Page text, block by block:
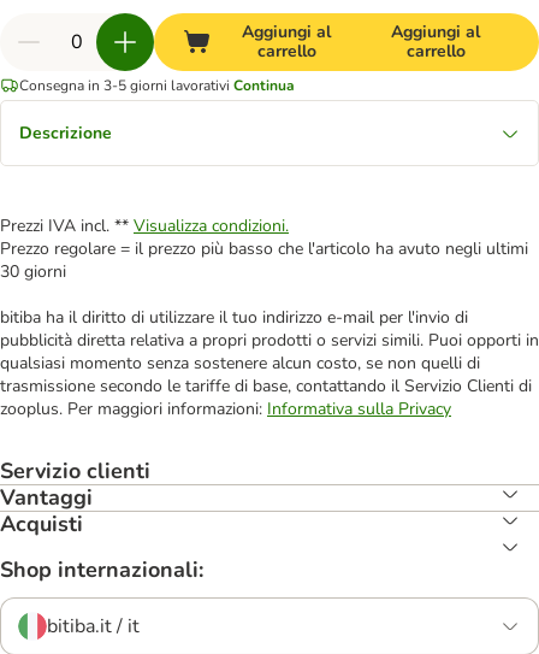
Aggiungi al
carrello
Aggiungi al
carrello
Consegna in 3-5 giorni lavorativi Continua
Descrizione
Prezzi IVA incl. ** Visualizza condizioni.
Prezzo regolare = il prezzo più basso che l'articolo ha avuto negli ultimi
30 giorni
bitiba ha il diritto di utilizzare il tuo indirizzo e-mail per l'invio di
pubblicità diretta relativa a propri prodotti o servizi simili. Puoi opporti in
qualsiasi momento senza sostenere alcun costo, se non quelli di
trasmissione secondo le tariffe di base, contattando il Servizio Clienti di
zooplus. Per maggiori informazioni: Informativa sulla Privacy
Servizio clienti
Vantaggi
Acquisti
Shop internazionali:
bitiba.it / it